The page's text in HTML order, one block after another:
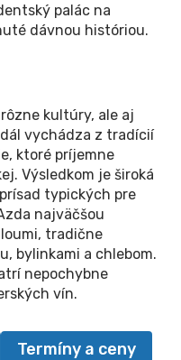
palác na
dávnou históriou.
kultúry, ale aj
vychádza z tradícií
ktoré príjemne
Výsledkom je široká
typických pre
najväčšou
tradične
bylinkami a chlebom.
nepochybne
vín.
Termíny a ceny